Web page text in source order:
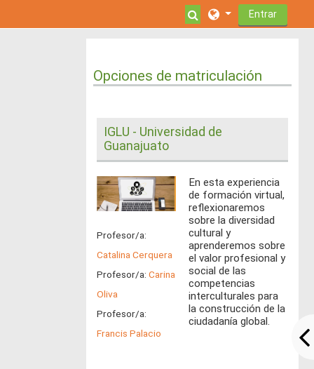
Selector de
Entrar
Opciones de matriculación
IGLU - Universidad de
Guanajuato
En esta experiencia
de formación virtual,
reflexionaremos
sobre la diversidad
cultural y
aprenderemos sobre
el valor profesional y
social de las
competencias
interculturales para
la construcción de la
ciudadanía global.
Profesor/a:
Catalina Cerquera
Profesor/a:Carina
Oliva
Profesor/a:
Francis Palacio